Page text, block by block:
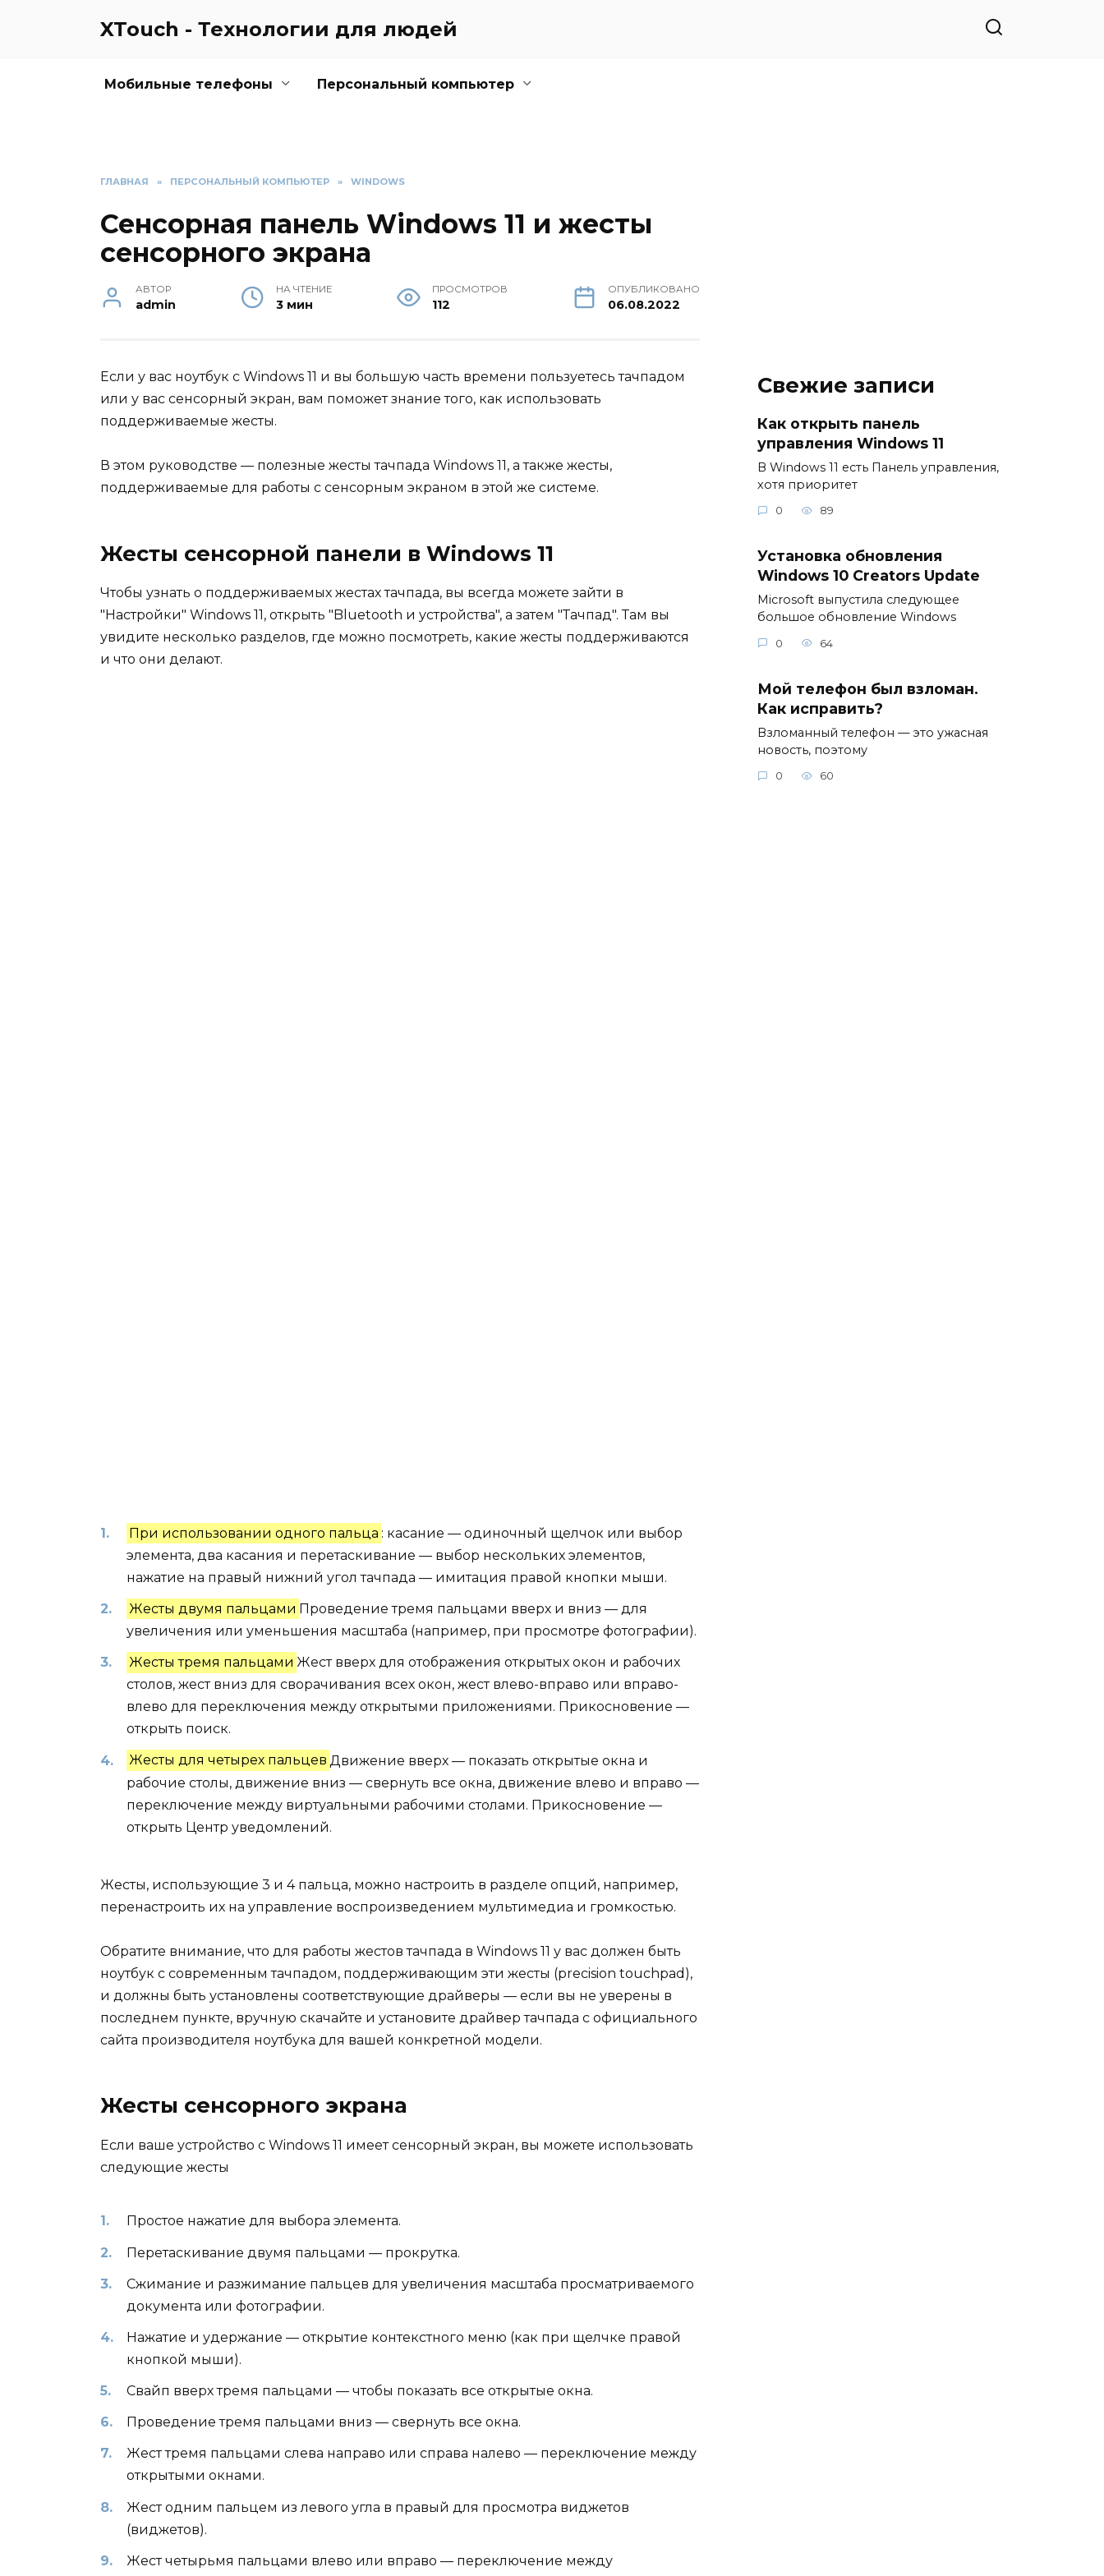
XTouch - Технологии для людей
Мобильные телефоны Персональный компьютер
ГЛАВНАЯ » ПЕРСОНАЛЬНЫЙ КОМПЬЮТЕР » WINDOWS
Сенсорная панель Windows 11 и жесты
сенсорного экрана
АВТОР
admin
НА ЧТЕНИЕ
3 мин
ПРОСМОТРОВ
112
ОПУБЛИКОВАНО
06.08.2022
Если у вас ноутбук с Windows 11 и вы большую часть времени пользуетесь тачпадом
или у вас сенсорный экран, вам поможет знание того, как использовать
поддерживаемые жесты.
В этом руководстве — полезные жесты тачпада Windows 11, а также жесты,
поддерживаемые для работы с сенсорным экраном в этой же системе.
Жесты сенсорной панели в Windows 11
Чтобы узнать о поддерживаемых жестах тачпада, вы всегда можете зайти в
"Настройки" Windows 11, открыть "Bluetooth и устройства", а затем "Тачпад". Там вы
увидите несколько разделов, где можно посмотреть, какие жесты поддерживаются
и что они делают.
При использовании одного пальца : касание — одиночный щелчок или выбор
элемента, два касания и перетаскивание — выбор нескольких элементов,
нажатие на правый нижний угол тачпада — имитация правой кнопки мыши.
Жесты двумя пальцами Проведение тремя пальцами вверх и вниз — для
увеличения или уменьшения масштаба (например, при просмотре фотографии).
Жесты тремя пальцами Жест вверх для отображения открытых окон и рабочих
столов, жест вниз для сворачивания всех окон, жест влево-вправо или вправо-
влево для переключения между открытыми приложениями. Прикосновение —
открыть поиск.
Жесты для четырех пальцев Движение вверх — показать открытые окна и
рабочие столы, движение вниз — свернуть все окна, движение влево и вправо —
переключение между виртуальными рабочими столами. Прикосновение —
открыть Центр уведомлений.
Жесты, использующие 3 и 4 пальца, можно настроить в разделе опций, например,
перенастроить их на управление воспроизведением мультимедиа и громкостью.
Обратите внимание, что для работы жестов тачпада в Windows 11 у вас должен быть
ноутбук с современным тачпадом, поддерживающим эти жесты (precision touchpad),
и должны быть установлены соответствующие драйверы — если вы не уверены в
последнем пункте, вручную скачайте и установите драйвер тачпада с официального
сайта производителя ноутбука для вашей конкретной модели.
Жесты сенсорного экрана
Если ваше устройство с Windows 11 имеет сенсорный экран, вы можете использовать
следующие жесты
Простое нажатие для выбора элемента.
Перетаскивание двумя пальцами — прокрутка.
Сжимание и разжимание пальцев для увеличения масштаба просматриваемого
документа или фотографии.
Нажатие и удержание — открытие контекстного меню (как при щелчке правой
кнопкой мыши).
Свайп вверх тремя пальцами — чтобы показать все открытые окна.
Проведение тремя пальцами вниз — свернуть все окна.
Жест тремя пальцами слева направо или справа налево — переключение между
открытыми окнами.
Жест одним пальцем из левого угла в правый для просмотра виджетов
(виджетов).
Жест четырьмя пальцами влево или вправо — переключение между
Свежие записи
Как открыть панель
управления Windows 11
В Windows 11 есть Панель управления,
хотя приоритет
0 89
Установка обновления
Windows 10 Creators Update
Microsoft выпустила следующее
большое обновление Windows
0 64
Мой телефон был взломан.
Как исправить?
Взломанный телефон — это ужасная
новость, поэтому
0 60